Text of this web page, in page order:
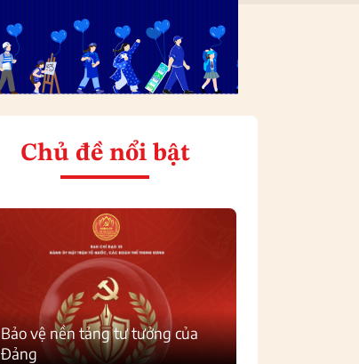
Chủ đề nổi bật
Bảo vệ nền tảng tư tưởng của
Đảng